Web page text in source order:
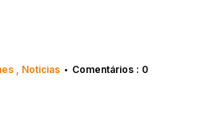
Noticias • Comentários : 0